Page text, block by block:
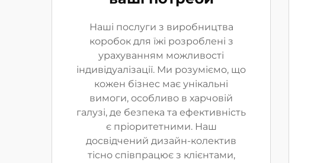
Наші послуги з виробництва
коробок для їжі розроблені з
урахуванням можливості
індивідуалізації. Ми розуміємо, що
кожен бізнес має унікальні
вимоги, особливо в харчовій
галузі, де безпека та ефективність
є пріоритетними. Наш
досвідчений дизайн-колектив
тісно співпрацює з клієнтами,